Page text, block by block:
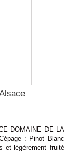
DOMAINE DE LA
: Pinot Blanc
et légèrement fruité